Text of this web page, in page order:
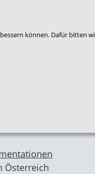
können. Dafür bitten
Österreich